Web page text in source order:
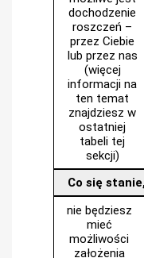
dochodzenie
roszczeń –
przez Ciebie
lub przez nas
(więcej
informacji na
ten temat
znajdziesz w
ostatniej
tabeli tej
sekcji)
Co się
nie będziesz
mieć
możliwości
założenia